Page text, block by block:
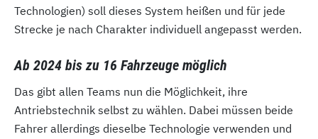
Technologien) soll dieses System heißen und für jede
Strecke je nach Charakter individuell angepasst werden.
Ab 2024 bis zu 16 Fahrzeuge möglich
Das gibt allen Teams nun die Möglichkeit, ihre
Antriebstechnik selbst zu wählen. Dabei müssen beide
Fahrer allerdings dieselbe Technologie verwenden und